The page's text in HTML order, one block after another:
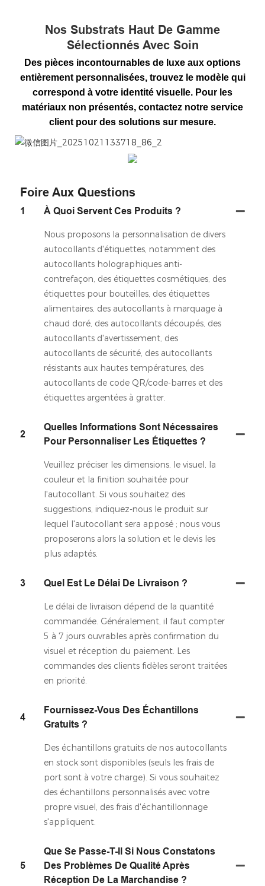
Nos Substrats Haut De Gamme
Sélectionnés Avec Soin
Des pièces incontournables de luxe aux options
entièrement personnalisées, trouvez le modèle qui
correspond à votre identité visuelle. Pour les
matériaux non présentés, contactez notre service
client pour des solutions sur mesure.
微信图片_20251021133718_86_2
Foire Aux Questions
1 À Quoi Servent Ces Produits ?
Nous proposons la personnalisation de divers
autocollants d'étiquettes, notamment des
autocollants holographiques anti-
contrefaçon, des étiquettes cosmétiques, des
étiquettes pour bouteilles, des étiquettes
alimentaires, des autocollants à marquage à
chaud doré, des autocollants découpés, des
autocollants d'avertissement, des
autocollants de sécurité, des autocollants
résistants aux hautes températures, des
autocollants de code QR/code-barres et des
étiquettes argentées à gratter.
2
Quelles Informations Sont Nécessaires
Pour Personnaliser Les Étiquettes ?
Veuillez préciser les dimensions, le visuel, la
couleur et la finition souhaitée pour
l'autocollant. Si vous souhaitez des
suggestions, indiquez-nous le produit sur
lequel l'autocollant sera apposé ; nous vous
proposerons alors la solution et le devis les
plus adaptés.
3 Quel Est Le Délai De Livraison ?
Le délai de livraison dépend de la quantité
commandée. Généralement, il faut compter
5 à 7 jours ouvrables après confirmation du
visuel et réception du paiement. Les
commandes des clients fidèles seront traitées
en priorité.
4
Fournissez-Vous Des Échantillons
Gratuits ?
Des échantillons gratuits de nos autocollants
en stock sont disponibles (seuls les frais de
port sont à votre charge). Si vous souhaitez
des échantillons personnalisés avec votre
propre visuel, des frais d'échantillonnage
s'appliquent.
5
Que Se Passe-T-Il Si Nous Constatons
Des Problèmes De Qualité Après
Réception De La Marchandise ?